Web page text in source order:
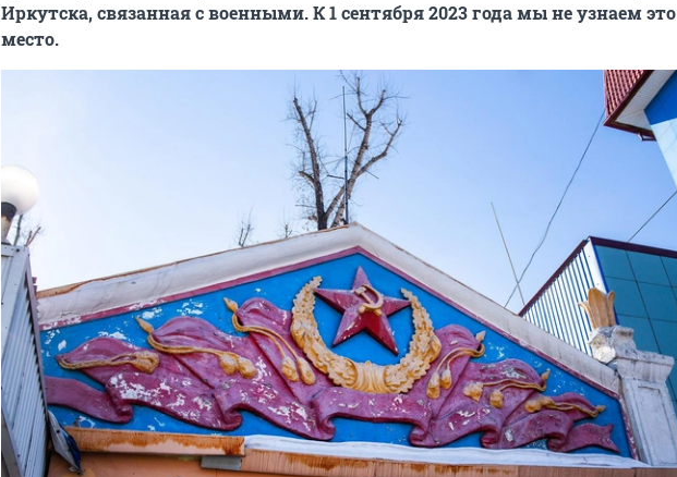
Иркутска, связанная с военными. К 1 сентября 2023 года мы не узнаем это
место.